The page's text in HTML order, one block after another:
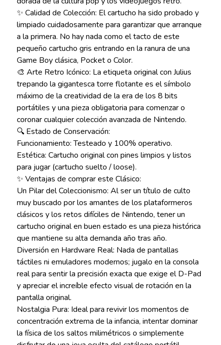
✨ Calidad de Colección: El cartucho ha sido probado y
limpiado cuidadosamente para garantizar que arranque
a la primera. No hay nada como el tacto de este
pequeño cartucho gris entrando en la ranura de una
Game Boy clásica, Pocket o Color.
🎨 Arte Retro Icónico: La etiqueta original con Julius
trepando la gigantesca torre flotante es el símbolo
máximo de la creatividad de la era de los 8 bits
portátiles y una pieza obligatoria para comenzar o
coronar cualquier colección avanzada de Nintendo.
🔍 Estado de Conservación:
Funcionamiento: Testeado y 100% operativo.
Estética: Cartucho original con pines limpios y listos
para jugar (cartucho suelto / loose).
✨ Ventajas de comprar este Clásico:
Un Pilar del Coleccionismo: Al ser un título de culto
muy buscado por los amantes de los plataformeros
clásicos y los retos difíciles de Nintendo, tener un
cartucho original en buen estado es una pieza histórica
que mantiene su alta demanda año tras año.
Diversión en Hardware Real: Nada de pantallas
táctiles ni emuladores modernos; jugalo en la consola
real para sentir la precisión exacta que exige el D-Pad
y apreciar el increíble efecto visual de rotación en la
pantalla original.
Nostalgia Pura: Ideal para revivir los momentos de
concentración extrema de la infancia, intentar dominar
la física de los saltos milimétricos o simplemente